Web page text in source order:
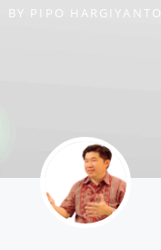
BY PIPO HARGIYANTO